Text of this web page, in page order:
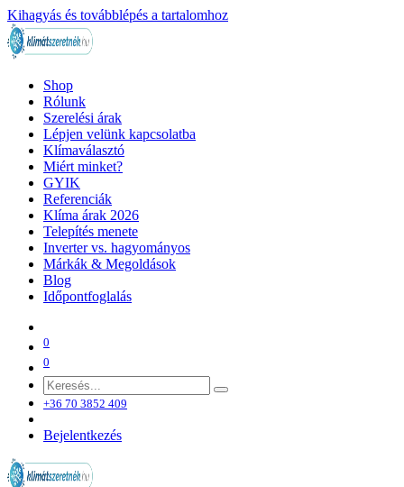
Kihagyás és továbblépés a tartalomhoz
Shop
Rólunk
Szerelési árak
Lépjen velünk kapcsolatba
Klímaválasztó
Miért minket?
GYIK
Referenciák
Klíma árak 2026
Telepítés menete
Inverter vs. hagyományos
Márkák & Megoldások
Blog
Időpontfoglalás
0
0
+36 70 3852 409
Bejelentkezés